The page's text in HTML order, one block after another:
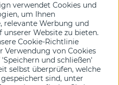
Ja bitte!
verwendet Cookies und
um Ihnen
relevante Werbung und
unserer Website zu bieten.
Cookie-Richtlinie
Verwendung von Cookies
und schließen'
selbst überprüfen, welche
sind, unter